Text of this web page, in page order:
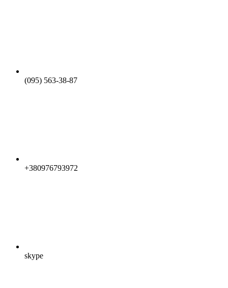
(095) 563-38-87
+380976793972
skype